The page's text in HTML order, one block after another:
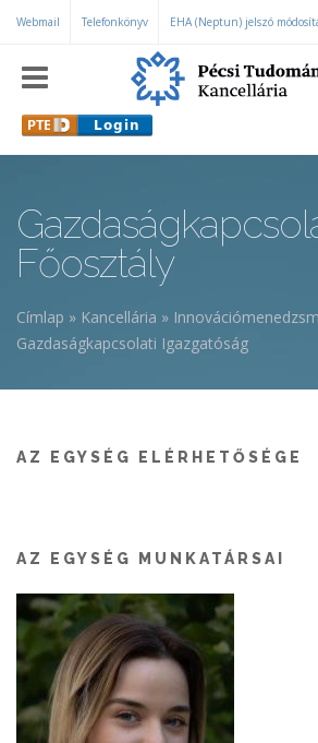
Ugrás a tartalomra
Webmail Telefonkönyv EHA (Neptun) jelszó
Főosztály
Jelenlegi hely
Címlap » Kancellária »
Gazdaságkapcsolati Igazgatóság
AZ EGYSÉG ELÉRHETŐSÉGE
AZ EGYSÉG MUNKATÁRSAI